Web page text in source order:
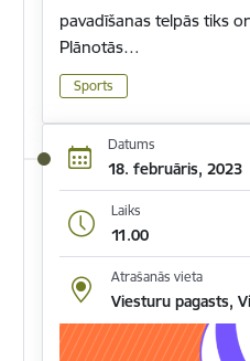
pavadīšanas telpās tiks
Plānotās…
Sports
Datums
18. februāris, 2023
Laiks
11.00
Atrašanās vieta
Viesturu pagasts,